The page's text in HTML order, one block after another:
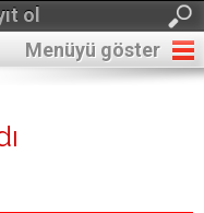
ol
Menüyü göster